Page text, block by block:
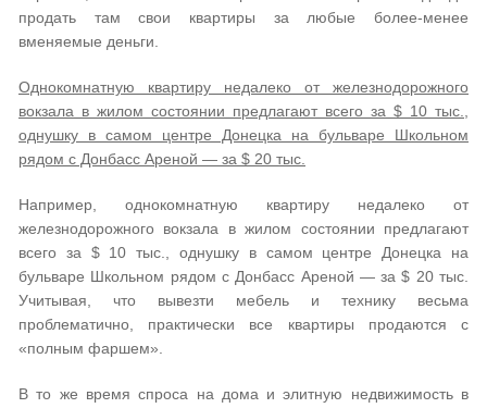
продать там свои квартиры за любые более-менее
вменяемые деньги.
Однокомнатную квартиру недалеко от железнодорожного
вокзала в жилом состоянии предлагают всего за $ 10 тыс.,
однушку в самом центре Донецка на бульваре Школьном
рядом с Донбасс Ареной — за $ 20 тыс.
Например, однокомнатную квартиру недалеко от
железнодорожного вокзала в жилом состоянии предлагают
всего за $ 10 тыс., однушку в самом центре Донецка на
бульваре Школьном рядом с Донбасс Ареной — за $ 20 тыс.
Учитывая, что вывезти мебель и технику весьма
проблематично, практически все квартиры продаются с
«полным фаршем».
В то же время спроса на дома и элитную недвижимость в